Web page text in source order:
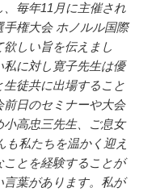
毎年11月に主催され
権大会 ホノルル国際
しい旨を伝えまし
に対し寛子先生は優
徒共に出場すること
日のセミナーや大会
小高忠三先生、ご息女
も私たちを温かく迎え
ことを経験することが
葉があります。私が